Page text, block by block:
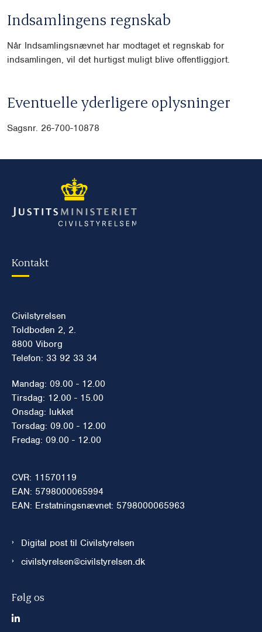
Indsamlingens regnskab
Når Indsamlingsnævnet har modtaget et regnskab for
indsamlingen, vil det hurtigst muligt blive offentliggjort.
Eventuelle yderligere oplysninger
Sagsnr. 26-700-10878
Kontakt
Civilstyrelsen
Toldboden 2, 2.
8800 Viborg
Telefon: 33 92 33 34
Mandag: 09.00 - 12.00
Tirsdag: 12.00 - 15.00
Onsdag: lukket
Torsdag: 09.00 - 12.00
Fredag: 09.00 - 12.00
CVR: 11570119
EAN: 5798000065994
EAN: Erstatningsnævnet: 5798000065963
Digital post til Civilstyrelsen
civilstyrelsen@civilstyrelsen.dk
Følg os